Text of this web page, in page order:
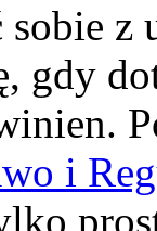
z
gdy
i